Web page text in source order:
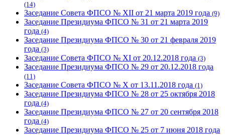
(14)
Заседание Совета ФПСО № XII от 21 марта 2019 года (9)
Заседание Президиума ФПСО № 31 от 21 марта 2019
года (4)
Заседание Президиума ФПСО № 30 от 21 февраля 2019
года (3)
Заседание Совета ФПСО № XI от 20.12.2018 года (3)
Заседание Президиума ФПСО № 29 от 20.12.2018 года
(11)
Заседание Совета ФПСО № X от 13.11.2018 года (1)
Заседание Президиума ФПСО № 28 от 25 октября 2018
года (4)
Заседание Президиума ФПСО № 27 от 20 сентября 2018
года (4)
Заседание Президиума ФПСО № 25 от 7 июня 2018 года